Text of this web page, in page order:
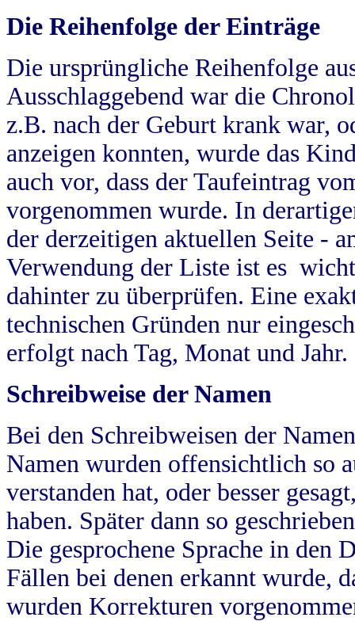
Die Reihenfolge der Einträge
Die ursprüngliche Reihenfolge
Ausschlaggebend war die
z.B. nach der Geburt krank war,
anzeigen konnten, wurde das
auch vor, dass der Taufeintrag
vorgenommen wurde. In
der derzeitigen aktuellen Seite -
Verwendung der Liste ist es
dahinter zu überprüfen. Eine
technischen Gründen nur
erfolgt nach Tag, Monat und Jahr.
Schreibweise der Namen
Bei den Schreibweisen der
Namen wurden offensichtlich so
verstanden hat, oder besser
haben. Später dann so
Die gesprochene Sprache in
Fällen bei denen erkannt wurde,
wurden Korrekturen